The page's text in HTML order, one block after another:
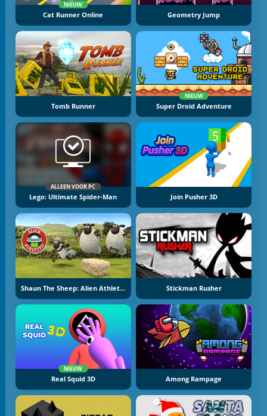
NIEUW
Cat Runner Online Geometry Jump
Tomb Runner
NIEUW
Super Droid Adventure
ALLEEN VOOR PC
Lego: Ultimate Spider-Man Join Pusher 3D
Shaun The Sheep: Alien Athletics Stickman Rusher
NIEUW
Real Squid 3D Among Rampage